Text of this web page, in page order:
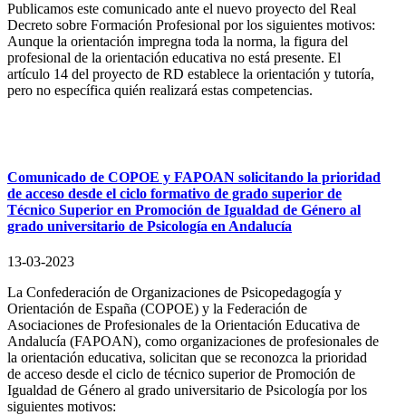
Publicamos este comunicado ante el nuevo proyecto del Real
Decreto sobre Formación Profesional por los siguientes motivos:
Aunque la orientación impregna toda la norma, la figura del
profesional de la orientación educativa no está presente. El
artículo 14 del proyecto de RD establece la orientación y tutoría,
pero no específica quién realizará estas competencias.
Comunicado de COPOE y FAPOAN solicitando la prioridad
de acceso desde el ciclo formativo de grado superior de
Técnico Superior en Promoción de Igualdad de Género al
grado universitario de Psicología en Andalucía
13-03-2023
La Confederación de Organizaciones de Psicopedagogía y
Orientación de España (COPOE) y la Federación de
Asociaciones de Profesionales de la Orientación Educativa de
Andalucía (FAPOAN), como organizaciones de profesionales de
la orientación educativa, solicitan que se reconozca la prioridad
de acceso desde el ciclo de técnico superior de Promoción de
Igualdad de Género al grado universitario de Psicología por los
siguientes motivos: